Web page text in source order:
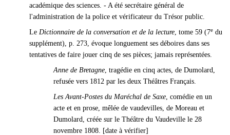
académique des sciences. - A été secrétaire général de
l'administration de la police et vérificateur du Trésor public.
Le Dictionnaire de la conversation et de la lecture, tome 59 (7e du
supplément), p. 273, évoque longuement ses déboires dans ses
tentatives de faire jouer cinq de ses pièces; jamais représentées.
Anne de Bretagne, tragédie en cinq actes, de Dumolard,
refusée vers 1812 par les deux Théâtres Français.
Les Avant-Postes du Maréchal de Saxe, comédie en un
acte et en prose, mêlée de vaudevilles, de Moreau et
Dumolard, créée sur le Théâtre du Vaudeville le 28
novembre 1808. [date à vérifier]